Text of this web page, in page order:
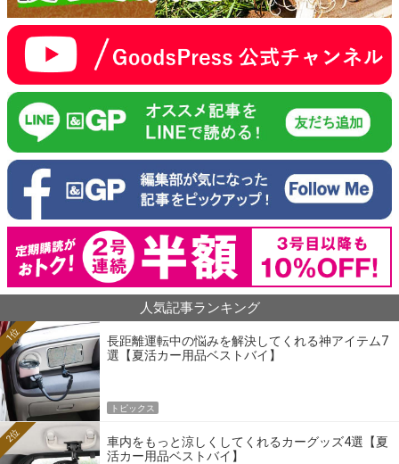
人気記事ランキング
長距離運転中の悩みを解決してくれる神アイテム7
選【夏活カー用品ベストバイ】
1位
トピックス
車内をもっと涼しくしてくれるカーグッズ4選【夏
活カー用品ベストバイ】
2位